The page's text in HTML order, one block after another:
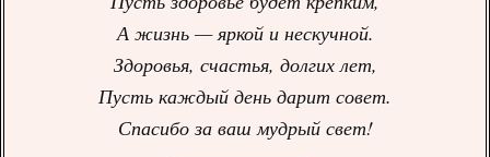
А жизнь — яркой и нескучной.
Здоровья, счастья, долгих лет,
Пусть каждый день дарит совет.
Спасибо за ваш мудрый свет!